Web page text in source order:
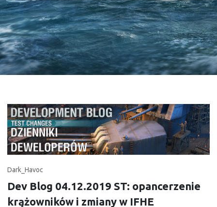
Dark_Havoc
Dev Blog 04.12.2019 ST: opancerzenie
krążowników i zmiany w IFHE